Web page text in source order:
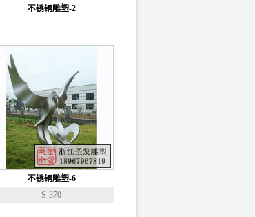
不锈钢雕塑-2
不锈钢雕塑-6
S-370